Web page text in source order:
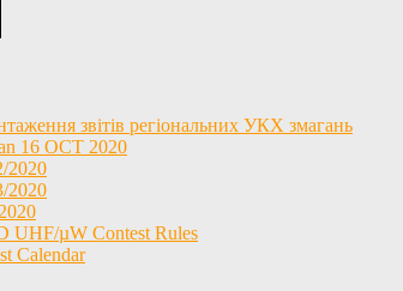
звітів регіональних УКХ змагань
16 OCT 2020
2020
2020
UHF/µW Contest Rules
Calendar